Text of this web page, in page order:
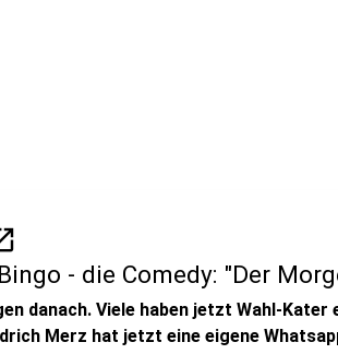
- die Comedy: "Der
danach. Viele haben jetzt Wahl-
Merz hat jetzt eine eigene